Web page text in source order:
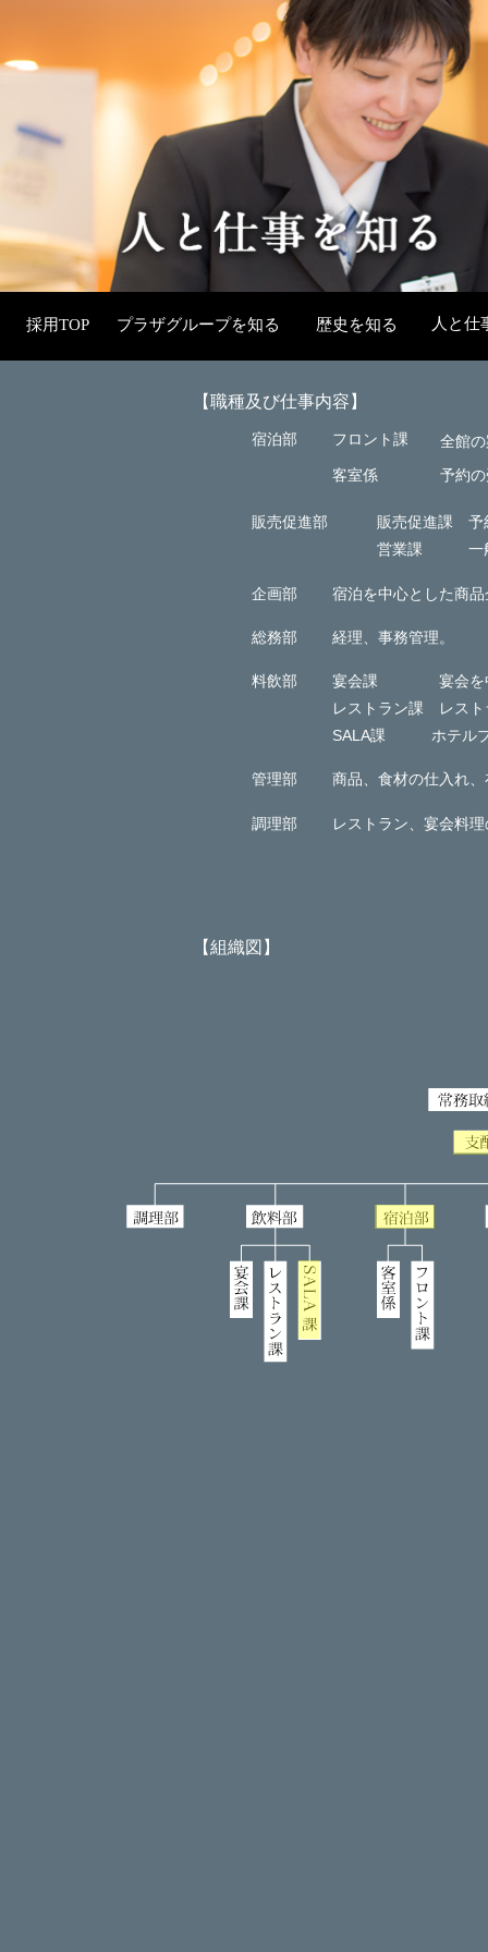
採用TOP プラザグループを知る 歴史を知る 人と仕
【職種及び仕事内容】
宿泊部 フロント課
全館
客室係
予約
販売促進部
販売促進課 予
営業課 一般
企画部 宿泊を中心とした商
総務部 経理、事務管理。
料飲部
宴会課 宴会を中心
レストラン課 レスト
SALA課 ホテルプラ
管理部 商品、食材の仕入れ
調理部 レストラン、宴会料
【組織図】